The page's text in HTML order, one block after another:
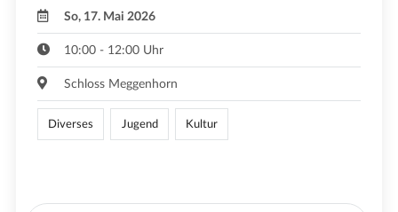
So, 17. Mai 2026
10:00 - 12:00 Uhr
Schloss Meggenhorn
Diverses Jugend Kultur